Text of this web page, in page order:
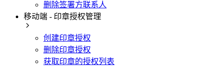
删除签署方联系人
移动端 - 印章授权管理
创建印章授权
删除印章授权
获取印章的授权列表